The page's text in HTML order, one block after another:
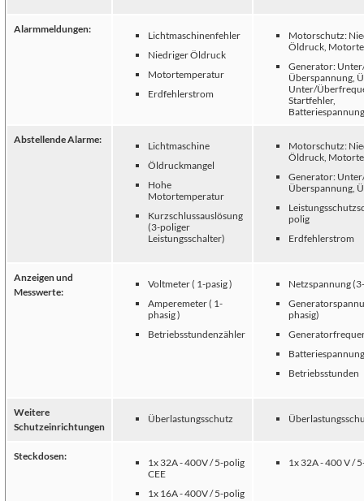
Alarmmeldungen:
Lichtmaschinenfehler
Niedriger Öldruck
Motortemperatur
Erdfehlerstrom
Motorschutz:
Öldruck,
Generator:
Überspannung,
Unter/
Startfehler,
Abstellende Alarme:
Lichtmaschine
Öldruckmangel
Hohe
Motortemperatur
Kurzschlussauslösung
(3-poliger
Leistungsschalter)
Motorschutz:
Öldruck,
Generator:
Überspannung,
polig
Erdfehlerstrom
Anzeigen und
Messwerte:
Voltmeter ( 1-pasig )
Amperemeter ( 1-
phasig )
Betriebsstundenzähler
Netzspannung
phasig)
Batteriespannung
Betriebsstunden
Weitere
Schutzeinrichtungen
Überlastungsschutz
Steckdosen:
1x 32A - 400V / 5-polig
CEE
1x 16A - 400V / 5-polig
1x 32A - 400 V /